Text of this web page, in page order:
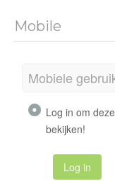
Mobile
Mobiele
Log in om
bekijken!
Log in